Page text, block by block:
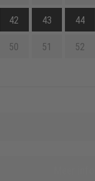
42 43 44
50 51 52